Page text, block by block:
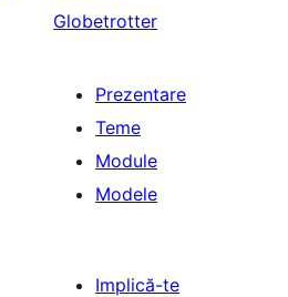
Globetrotter
Prezentare
Teme
Module
Modele
Implică-te